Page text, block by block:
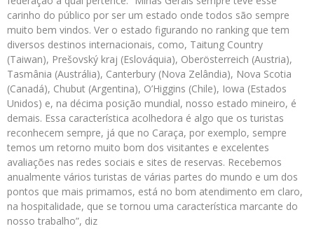
carinho do público por ser um estado onde todos são sempre
muito bem vindos. Ver o estado figurando no ranking que tem
diversos destinos internacionais, como, Taitung Country
(Taiwan), Prešovský kraj (Eslováquia), Oberösterreich (Austria),
Tasmânia (Austrália), Canterbury (Nova Zelândia), Nova Scotia
(Canadá), Chubut (Argentina), O’Higgins (Chile), Iowa (Estados
Unidos) e, na décima posição mundial, nosso estado mineiro, é
demais. Essa característica acolhedora é algo que os turistas
reconhecem sempre, já que no Caraça, por exemplo, sempre
temos um retorno muito bom dos visitantes e excelentes
avaliações nas redes sociais e sites de reservas. Recebemos
anualmente vários turistas de várias partes do mundo e um dos
pontos que mais primamos, está no bom atendimento em claro,
na hospitalidade, que se tornou uma característica marcante do
nosso trabalho”, diz